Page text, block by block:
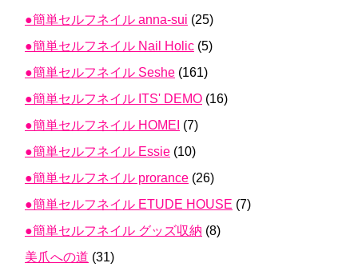
●簡単セルフネイル anna-sui (25)
●簡単セルフネイル Nail Holic (5)
●簡単セルフネイル Seshe (161)
●簡単セルフネイル ITS' DEMO (16)
●簡単セルフネイル HOMEI (7)
●簡単セルフネイル Essie (10)
●簡単セルフネイル prorance (26)
●簡単セルフネイル ETUDE HOUSE (7)
●簡単セルフネイル グッズ収納 (8)
美爪への道 (31)